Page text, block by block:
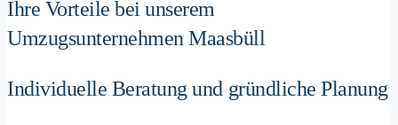
Ihre Vorteile bei unserem
Umzugsunternehmen Maasbüll
Individuelle Beratung und gründliche Planung